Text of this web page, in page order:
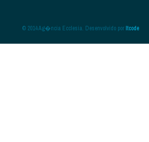
© 2014 Ag�ncia Ecclesia. Desenvolvido porItcode